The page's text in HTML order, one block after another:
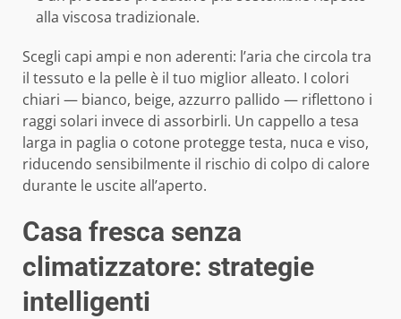
alla viscosa tradizionale.
Scegli capi ampi e non aderenti: l’aria che circola tra
il tessuto e la pelle è il tuo miglior alleato. I colori
chiari — bianco, beige, azzurro pallido — riflettono i
raggi solari invece di assorbirli. Un cappello a tesa
larga in paglia o cotone protegge testa, nuca e viso,
riducendo sensibilmente il rischio di colpo di calore
durante le uscite all’aperto.
Casa fresca senza
climatizzatore: strategie
intelligenti